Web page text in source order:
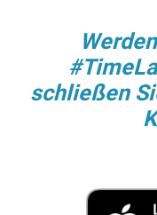
schließen